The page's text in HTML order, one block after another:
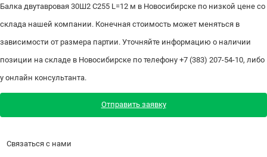
Балка двутавровая 30Ш2 С255 L=12 м в Новосибирске по низкой цене со
склада нашей компании. Конечная стоимость может меняться в
зависимости от размера партии. Уточняйте информацию о наличии
позиции на складе в Новосибирске по телефону +7 (383) 207-54-10, либо
у онлайн консультанта.
Отправить заявку
Связаться с нами